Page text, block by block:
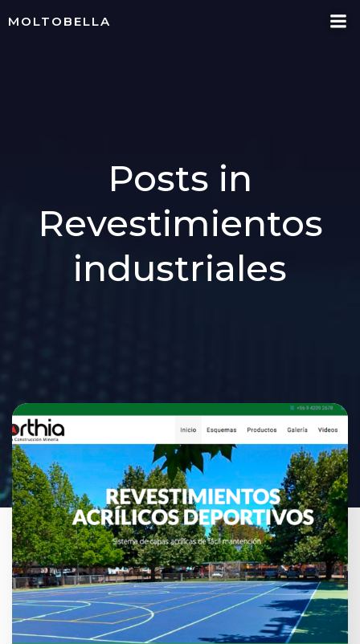
MOLTOBELLA
Posts in
Revestimientos
industriales